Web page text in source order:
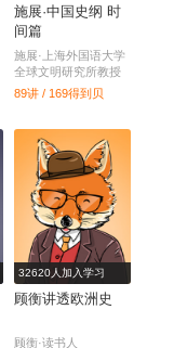
施展·中国史纲 时
间篇
施展·上海外国语大学
全球文明研究所教授
89讲 / 169得到贝
32620人加入学习
顾衡讲透欧洲史
顾衡·读书人